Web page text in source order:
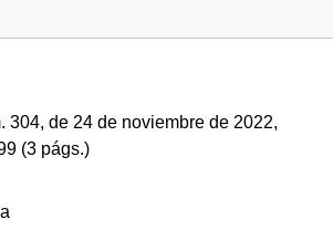
304, de 24 de noviembre de 2022,
(3 págs.)